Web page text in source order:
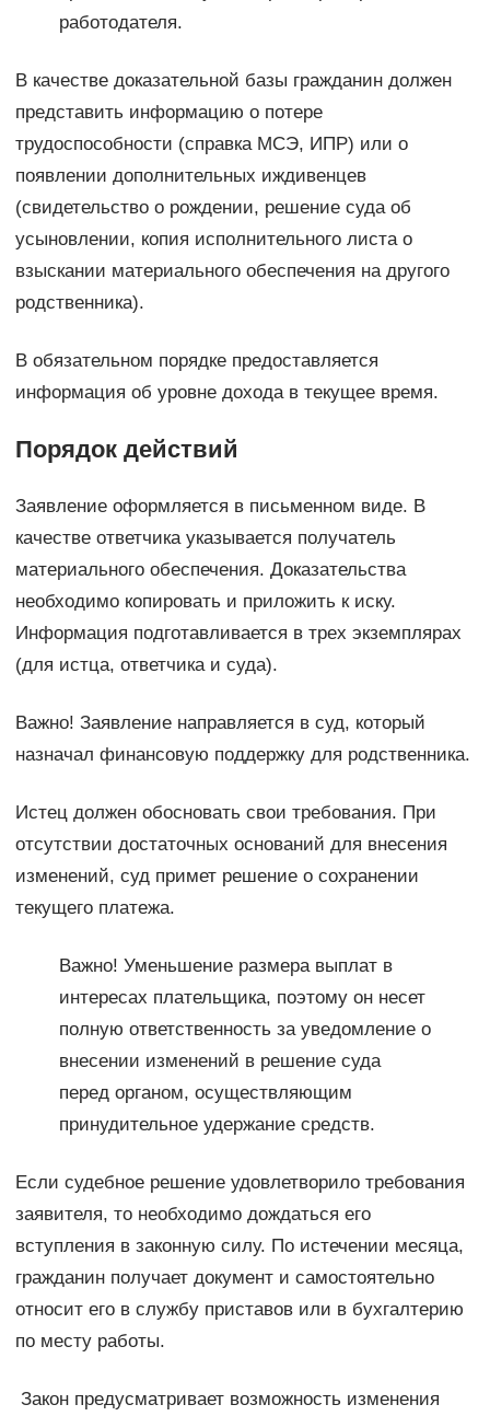
работодателя.
В качестве доказательной базы гражданин должен
представить информацию о потере
трудоспособности (справка МСЭ, ИПР) или о
появлении дополнительных иждивенцев
(свидетельство о рождении, решение суда об
усыновлении, копия исполнительного листа о
взыскании материального обеспечения на другого
родственника).
В обязательном порядке предоставляется
информация об уровне дохода в текущее время.
Порядок действий
Заявление оформляется в письменном виде. В
качестве ответчика указывается получатель
материального обеспечения. Доказательства
необходимо копировать и приложить к иску.
Информация подготавливается в трех экземплярах
(для истца, ответчика и суда).
Важно! Заявление направляется в суд, который
назначал финансовую поддержку для родственника.
Истец должен обосновать свои требования. При
отсутствии достаточных оснований для внесения
изменений, суд примет решение о сохранении
текущего платежа.
Важно! Уменьшение размера выплат в
интересах плательщика, поэтому он несет
полную ответственность за уведомление о
внесении изменений в решение суда
перед органом, осуществляющим
принудительное удержание средств.
Если судебное решение удовлетворило требования
заявителя, то необходимо дождаться его
вступления в законную силу. По истечении месяца,
гражданин получает документ и самостоятельно
относит его в службу приставов или в бухгалтерию
по месту работы.
Закон предусматривает возможность изменения